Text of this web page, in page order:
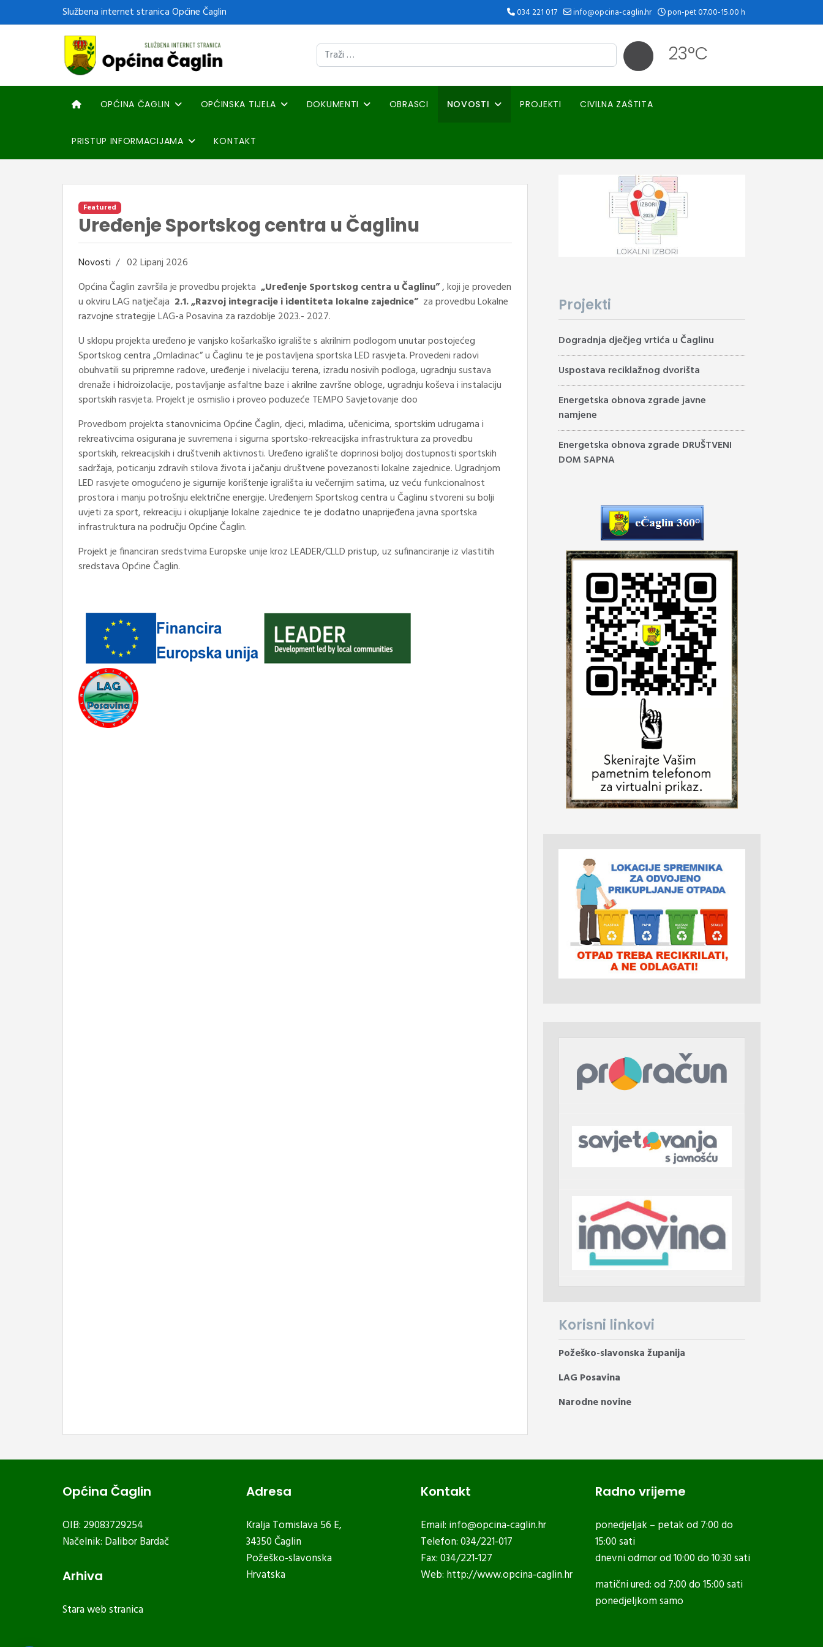
Službena internet stranica Općine Čaglin 034 221 017 info@opcina-caglin.hr pon-pet 07.00-15.00 h
23°C
OPĆINA ČAGLIN OPĆINSKA TIJELA DOKUMENTI OBRASCI NOVOSTI PROJEKTI CIVILNA ZAŠTITA
PRISTUP INFORMACIJAMA KONTAKT
Featured
Uređenje Sportskog centra u Čaglinu
Novosti
02 Lipanj 2026
Općina Čaglin završila je provedbu projekta „Uređenje Sportskog centra u Čaglinu”, koji je proveden
u okviru LAG natječaja 2.1. „Razvoj integracije i identiteta lokalne zajednice”za provedbu Lokalne
razvojne strategije LAG-a Posavina za razdoblje 2023.- 2027.
U sklopu projekta uređeno je vanjsko košarkaško igralište s akrilnim podlogom unutar postojećeg
Sportskog centra „Omladinac” u Čaglinu te je postavljena sportska LED rasvjeta. Provedeni radovi
obuhvatili su pripremne radove, uređenje i nivelaciju terena, izradu nosivih podloga, ugradnju sustava
drenaže i hidroizolacije, postavljanje asfaltne baze i akrilne završne obloge, ugradnju koševa i instalaciju
sportskih rasvjeta. Projekt je osmislio i proveo poduzeće TEMPO Savjetovanje doo
Provedbom projekta stanovnicima Općine Čaglin, djeci, mladima, učenicima, sportskim udrugama i
rekreativcima osigurana je suvremena i sigurna sportsko-rekreacijska infrastruktura za provedbu
sportskih, rekreacijskih i društvenih aktivnosti. Uređeno igralište doprinosi boljoj dostupnosti sportskih
sadržaja, poticanju zdravih stilova života i jačanju društvene povezanosti lokalne zajednice. Ugradnjom
LED rasvjete omogućeno je sigurnije korištenje igrališta iu večernjim satima, uz veću funkcionalnost
prostora i manju potrošnju električne energije. Uređenjem Sportskog centra u Čaglinu stvoreni su bolji
uvjeti za sport, rekreaciju i okupljanje lokalne zajednice te je dodatno unaprijeđena javna sportska
infrastruktura na području Općine Čaglin.
Projekt je financiran sredstvima Europske unije kroz LEADER/CLLD pristup, uz sufinanciranje iz vlastitih
sredstava Općine Čaglin.
Projekti
Dogradnja dječjeg vrtića u Čaglinu
Uspostava reciklažnog dvorišta
Energetska obnova zgrade javne
namjene
Energetska obnova zgrade DRUŠTVENI
DOM SAPNA
Korisni linkovi
Požeško-slavonska županija
LAG Posavina
Narodne novine
Općina Čaglin
OIB: 29083729254
Načelnik: Dalibor Bardač
Arhiva
Stara web stranica
Adresa
Kralja Tomislava 56 E,
34350 Čaglin
Požeško-slavonska
Hrvatska
Kontakt
Email: info@opcina-caglin.hr
Telefon: 034/221-017
Fax: 034/221-127
Web: http://www.opcina-caglin.hr
Radno vrijeme
ponedjeljak – petak od 7:00 do
15:00 sati
dnevni odmor od 10:00 do 10:30 sati
matični ured: od 7:00 do 15:00 sati
ponedjeljkom samo